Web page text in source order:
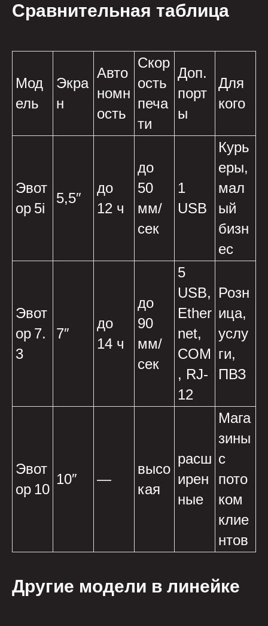
Сравнительная таблица
Мод
ель
Экра
н
Авто
номн
ость
Скор
ость
печа
ти
Доп.
порт
ы
Для
кого
Эвот
ор 5i
5,5″
до
12 ч
до
50
мм/
сек
1
USB
Курь
еры,
мал
ый
бизн
ес
Эвот
ор 7.
3
7″
до
14 ч
до
90
мм/
сек
5
USB,
Ether
net,
COM
, RJ-
12
Розн
ица,
услу
ги,
ПВЗ
Эвот
ор 10
10″ —
высо
кая
расш
ирен
ные
Мага
зины
с
пото
ком
клие
нтов
Другие модели в линейке